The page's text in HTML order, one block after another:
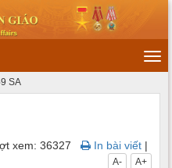
SA
xem: 36327 In bài viết |
A+
A-